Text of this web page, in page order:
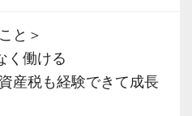
てもらえるので、以前
ったと感じています。
と＞
く働ける
産税も経験できて成長